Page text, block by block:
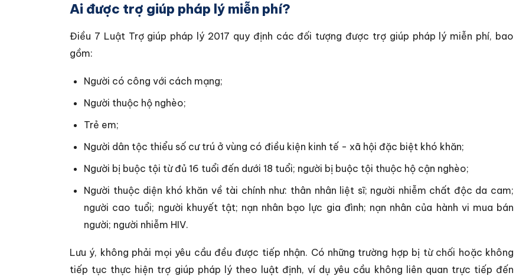
Ai được trợ giúp pháp lý miễn phí?
Điều 7 Luật Trợ giúp pháp lý 2017 quy định các đối tượng được trợ giúp pháp lý miễn phí, bao
gồm:
Người có công với cách mạng;
Người thuộc hộ nghèo;
Trẻ em;
Người dân tộc thiểu số cư trú ở vùng có điều kiện kinh tế - xã hội đặc biệt khó khăn;
Người bị buộc tội từ đủ 16 tuổi đến dưới 18 tuổi; người bị buộc tội thuộc hộ cận nghèo;
Người thuộc diện khó khăn về tài chính như: thân nhân liệt sĩ; người nhiễm chất độc da cam;
người cao tuổi; người khuyết tật; nạn nhân bạo lực gia đình; nạn nhân của hành vi mua bán
người; người nhiễm HIV.
Lưu ý, không phải mọi yêu cầu đều được tiếp nhận. Có những trường hợp bị từ chối hoặc không
tiếp tục thực hiện trợ giúp pháp lý theo luật định, ví dụ yêu cầu không liên quan trực tiếp đến